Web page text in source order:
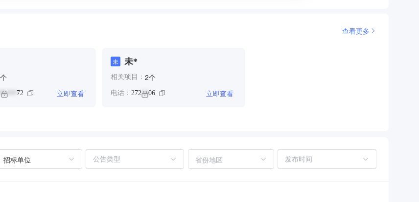
查看更多
个
72 立即查看
未 未*
相关项目： 2个
电话： 272**06 立即查看
招标单位 省份地区